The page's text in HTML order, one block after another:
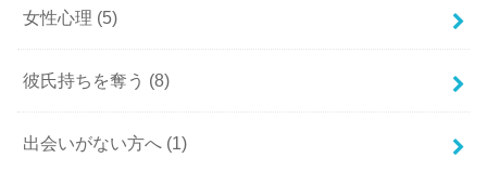
女性心理 (5)
彼氏持ちを奪う (8)
出会いがない方へ (1)